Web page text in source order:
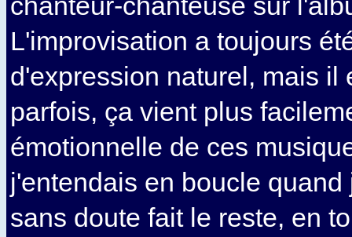
L'improvisation a toujours
d'expression naturel, mais il
parfois, ça vient plus
émotionnelle de ces
j'entendais en boucle quand
sans doute fait le reste, en